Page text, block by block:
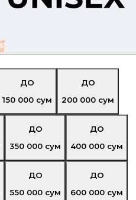
ДО
150 000 сум
ДО
200 000 сум
ДО
350 000 сум
ДО
400 000 сум
ДО
550 000 сум
ДО
600 000 сум